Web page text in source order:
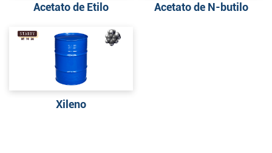
Acetato de Etilo Acetato de N-butilo
Xileno